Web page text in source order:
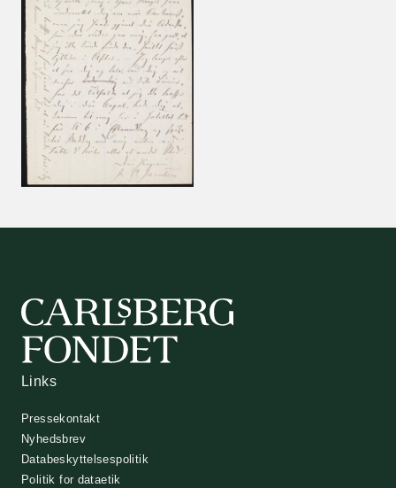
Links
Pressekontakt
Nyhedsbrev
Databeskyttelsespolitik
Politik for dataetik